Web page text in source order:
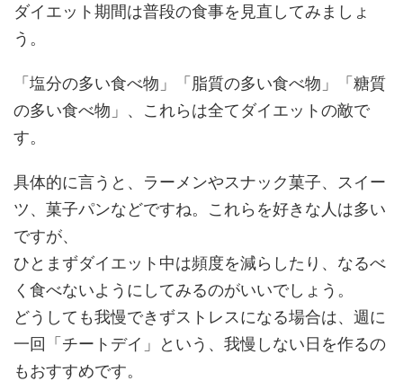
ダイエット期間は普段の食事を見直してみましょ
う。
「塩分の多い食べ物」「脂質の多い食べ物」「糖質
の多い食べ物」、これらは全てダイエットの敵で
す。
具体的に言うと、ラーメンやスナック菓子、スイー
ツ、菓子パンなどですね。これらを好きな人は多い
ですが、
ひとまずダイエット中は頻度を減らしたり、なるべ
く食べないようにしてみるのがいいでしょう。
どうしても我慢できずストレスになる場合は、週に
一回「チートデイ」という、我慢しない日を作るの
もおすすめです。